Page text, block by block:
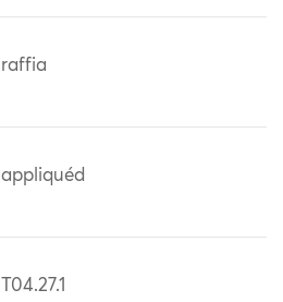
raffia
appliquéd
T04.27.1